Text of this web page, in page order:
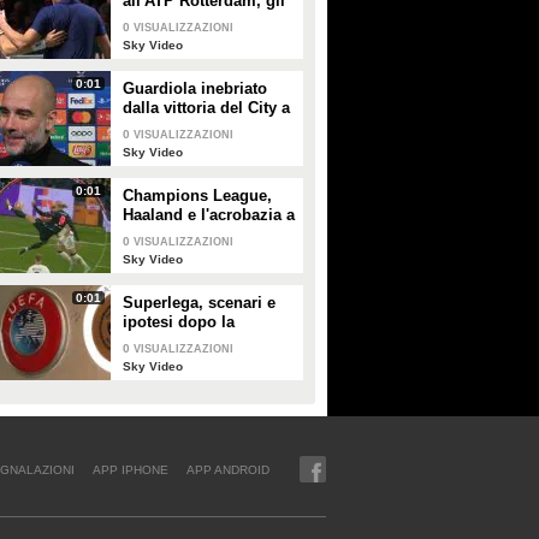
highlights
0 VISUALIZZAZIONI
Sky Video
0:01
Guardiola inebriato
dalla vittoria del City a
Copenaghen: "De
Bruyne come il
Montalcino"
0 VISUALIZZAZIONI
Sky Video
0:01
Champions League,
Haaland e l'acrobazia a
2,17 metri: lo Sky Tech
0 VISUALIZZAZIONI
Sky Video
0:01
Superlega, scenari e
ipotesi dopo la
sentenza della Corte
UE
0 VISUALIZZAZIONI
Sky Video
APP IPHONE APP ANDROID